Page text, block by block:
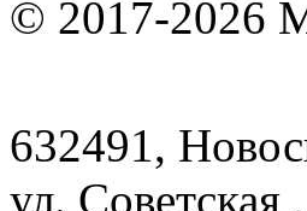
© 2017-2026
632491,
ул.